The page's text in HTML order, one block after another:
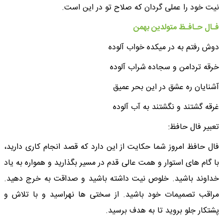
نیت خود را عملی گردان که صلاح تو در این است.
فـال حـافـظ متولدین بهمن
دوش رفتم به در میکده خواب آلوده
خرقه تردامن و سجاده شراب آلوده
آشنایان ره عشق در این بحر عمیق
غرقه گشتند و نگشتند به آب آلوده
تعبیر فال حافظ:
فال حافظ امروز شما حکایت از این دارد که قصد انجام کاری دارید،
با گام های استوار و همت عالی قدم در مسیر بگذارید و همواره به یاد
خداوند باشید. خلوص نیت داشته باشید و صداقت به خرج دهید.
مراقب تصمیمات خود باشید. از سختی ها نهراسید و با تلاش و
پشتکار جلو بروید تا به هدف برسید.